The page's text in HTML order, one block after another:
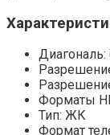
Диагональ:
Форматы
Тип: ЖК
Формат